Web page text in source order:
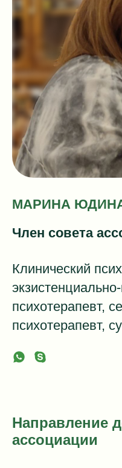
МАРИНА
Член совета
Клинический
психотерапевт,
психотерапевт,
Направление
ассоциации